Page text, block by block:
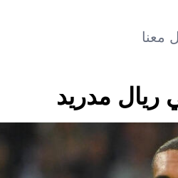
معنا
ريال مدريد